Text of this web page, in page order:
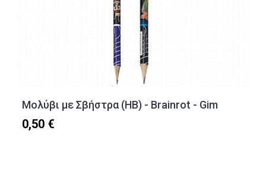
Μολύβι με Σβήστρα (HB) - Brainrot - Gim
0,50 €